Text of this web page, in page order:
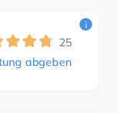
25
abgeben
i